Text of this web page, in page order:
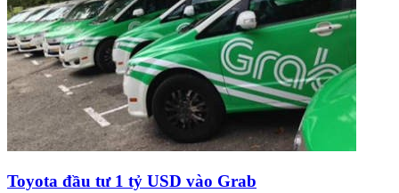
Toyota đầu tư 1 tỷ USD vào Grab